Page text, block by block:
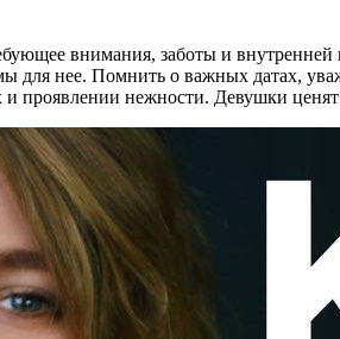
внимания, заботы и
нее. Помнить о важных датах,
проявлении нежности. Девушки